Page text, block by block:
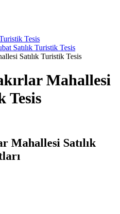
Tesis
Satılık Turistik Tesis
Satılık Turistik Tesis
Mahallesi
Tesis
Mahallesi Satılık